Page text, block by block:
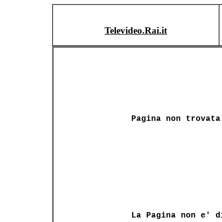
Televideo.Rai.it
Pagina non trovata
La Pagina non e'